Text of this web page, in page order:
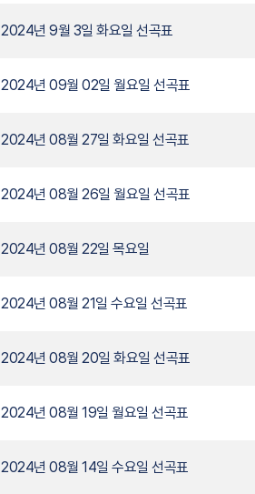
2024년 9월 3일 화요일 선곡표
2024년 09월 02일 월요일 선곡표
2024년 08월 27일 화요일 선곡표
2024년 08월 26일 월요일 선곡표
2024년 08월 22일 목요일
2024년 08월 21일 수요일 선곡표
2024년 08월 20일 화요일 선곡표
2024년 08월 19일 월요일 선곡표
2024년 08월 14일 수요일 선곡표